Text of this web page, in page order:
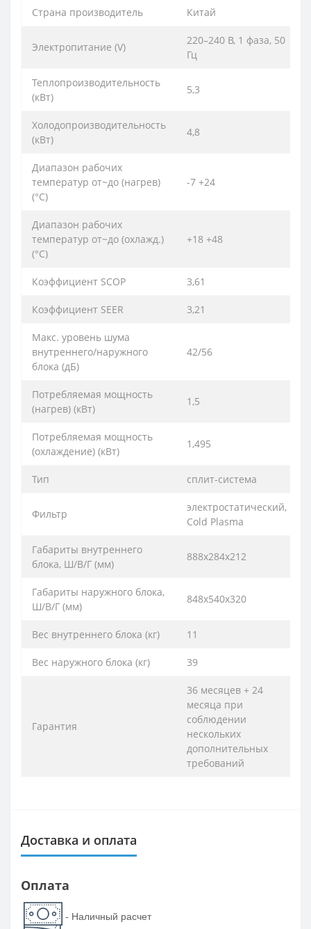
Страна производитель Китай
Электропитание (V)
220–240 B, 1 фаза, 50
Гц
Теплопроизводительность
(кВт)
5,3
Холодопроизводительность
(кВт)
4,8
Диапазон рабочих
температур от~до (нагрев)
(°C)
-7 +24
Диапазон рабочих
температур от~до (охлажд.)
(°C)
+18 +48
Коэффициент SCOP 3,61
Коэффициент SEER 3,21
Макс. уровень шума
внутреннего/наружного
блока (дБ)
42/56
Потребляемая мощность
(нагрев) (кВт)
1,5
Потребляемая мощность
(охлаждение) (кВт)
1,495
Тип сплит-система
Фильтр
электростатический,
Cold Plasma
Габариты внутреннего
блока, Ш/В/Г (мм)
888x284x212
Габариты наружного блока,
Ш/В/Г (мм)
848х540х320
Вес внутреннего блока (кг) 11
Вес наружного блока (кг) 39
Гарантия
36 месяцев + 24
месяца при
соблюдении
нескольких
дополнительных
требований
Доставка и оплата
Оплата
- Наличный расчет